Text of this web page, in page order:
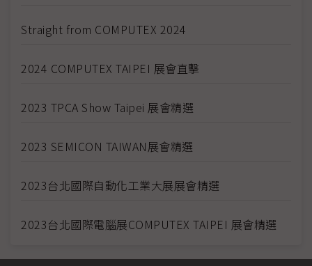
Straight from COMPUTEX 2024
2024 COMPUTEX TAIPEI 展會直擊
2023 TPCA Show Taipei 展會精選
2023 SEMICON TAIWAN展會精選
2023台北國際自動化工業大展展會精選
2023台北國際電腦展COMPUTEX TAIPEI 展會精選